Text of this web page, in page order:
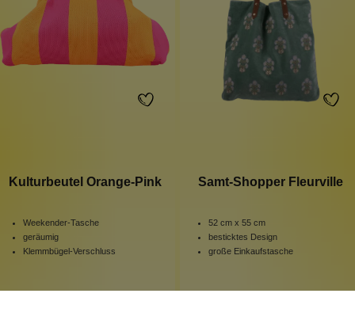
Kulturbeutel Orange-Pink
Weekender-Tasche
geräumig
Klemmbügel-Verschluss
Samt-Shopper Fleurville
52 cm x 55 cm
besticktes Design
große Einkaufstasche